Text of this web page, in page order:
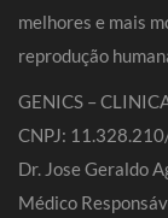
melhores e mais
reprodução
GENICS –
CNPJ:
Dr. Jose Geraldo
Médico